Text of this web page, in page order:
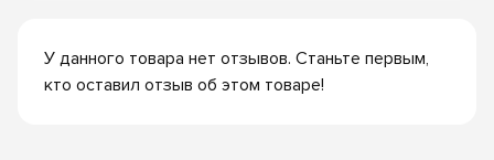
У данного товара нет отзывов. Станьте первым,
кто оставил отзыв об этом товаре!